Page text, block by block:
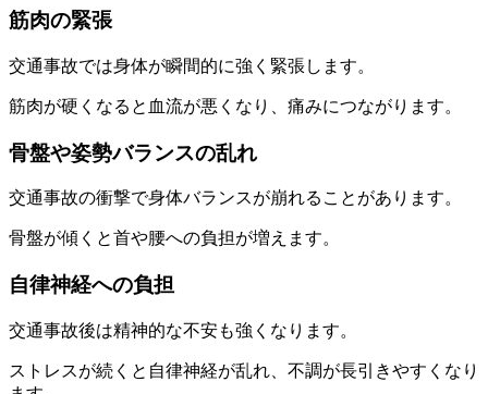
筋肉の緊張
交通事故では身体が瞬間的に強く緊張します。
筋肉が硬くなると血流が悪くなり、痛みにつながります。
骨盤や姿勢バランスの乱れ
交通事故の衝撃で身体バランスが崩れることがあります。
骨盤が傾くと首や腰への負担が増えます。
自律神経への負担
交通事故後は精神的な不安も強くなります。
ストレスが続くと自律神経が乱れ、不調が長引きやすくなり